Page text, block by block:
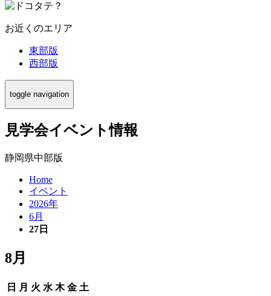
お近くのエリア
東部版
西部版
toggle navigation
見学会イベント情報
静岡県中部版
Home
イベント
2026年
6月
27日
8月
日 月 火 水 木 金 土